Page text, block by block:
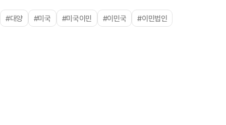
#대양 #미국 #미국이민 #이민국 #이민법인